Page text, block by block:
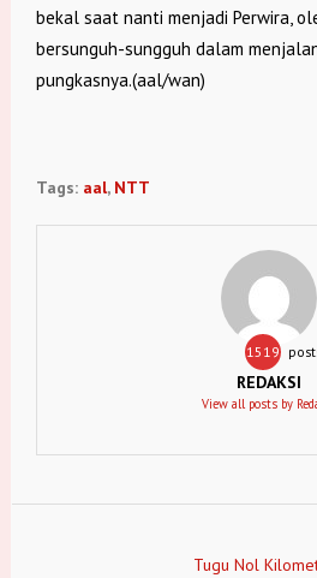
bekal saat nanti menjadi Perwira,
bersunguh-sungguh dalam
pungkasnya.(aal/wan)
Tags: aal, NTT
1519
REDAKSI
View all posts by
Tugu Nol